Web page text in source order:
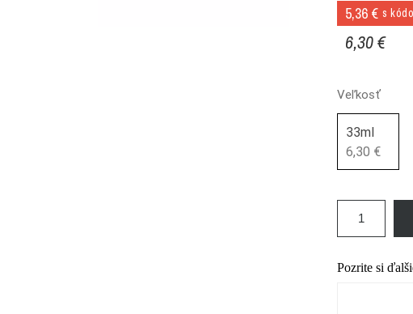
5,36 € s
6,30 €
Veľkosť
33ml
6,30 €
Pozrite si